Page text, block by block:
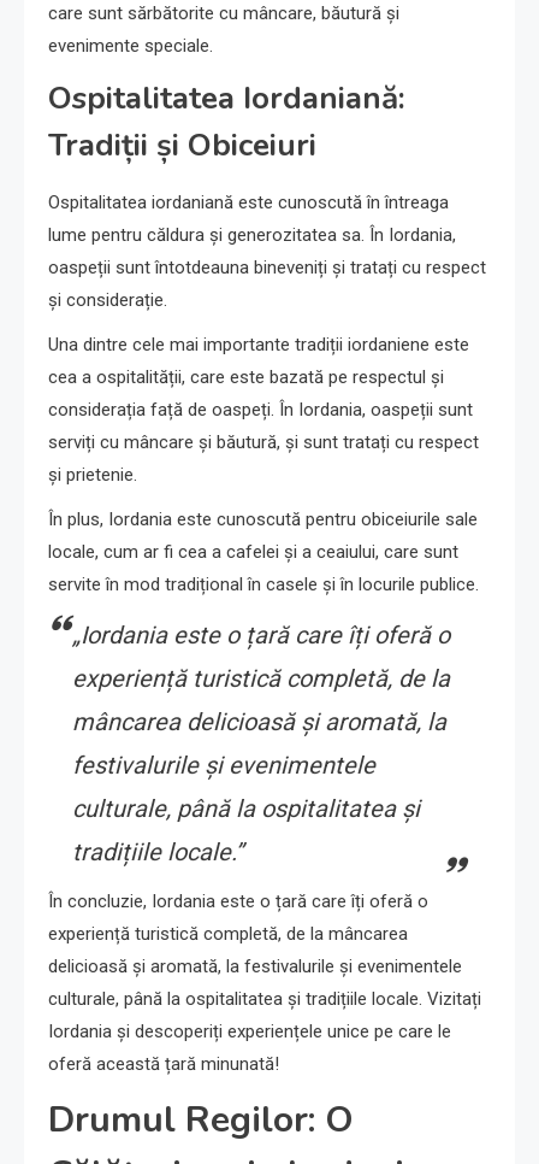
care sunt sărbătorite cu mâncare, băutură și
evenimente speciale.
Ospitalitatea Iordaniană:
Tradiții și Obiceiuri
Ospitalitatea iordaniană este cunoscută în întreaga
lume pentru căldura și generozitatea sa. În Iordania,
oaspeții sunt întotdeauna bineveniți și tratați cu respect
și considerație.
Una dintre cele mai importante tradiții iordaniene este
cea a ospitalității, care este bazată pe respectul și
considerația față de oaspeți. În Iordania, oaspeții sunt
serviți cu mâncare și băutură, și sunt tratați cu respect
și prietenie.
În plus, Iordania este cunoscută pentru obiceiurile sale
locale, cum ar fi cea a cafelei și a ceaiului, care sunt
servite în mod tradițional în casele și în locurile publice.
„Iordania este o țară care îți oferă o
experiență turistică completă, de la
mâncarea delicioasă și aromată, la
festivalurile și evenimentele
culturale, până la ospitalitatea și
tradițiile locale.”
În concluzie, Iordania este o țară care îți oferă o
experiență turistică completă, de la mâncarea
delicioasă și aromată, la festivalurile și evenimentele
culturale, până la ospitalitatea și tradițiile locale. Vizitați
Iordania și descoperiți experiențele unice pe care le
oferă această țară minunată!
Drumul Regilor: O